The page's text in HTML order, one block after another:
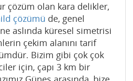
çözüm olan kara delikler,
çözümü de, genel
aslında küresel simetrisi
çekim alanını tarif
Bizim gibi çok çok
için, çapı 3 km bir